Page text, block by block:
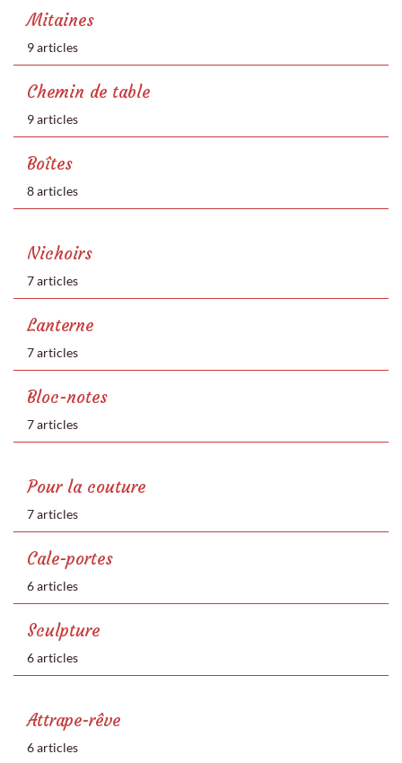
Mitaines
9 articles
Chemin de table
9 articles
Boîtes
8 articles
Nichoirs
7 articles
Lanterne
7 articles
Bloc-notes
7 articles
Pour la couture
7 articles
Cale-portes
6 articles
Sculpture
6 articles
Attrape-rêve
6 articles